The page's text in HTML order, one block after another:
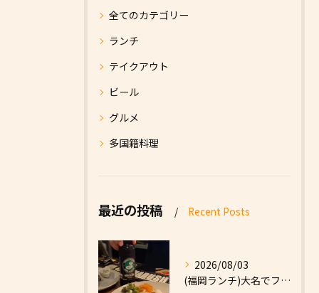
全てのカテゴリー
ランチ
テイクアウト
ビール
グルメ
多国籍料理
最近の投稿 Recent Posts
2026/08/03
(福岡ランチ)大名でファーストフードなら|High Five...